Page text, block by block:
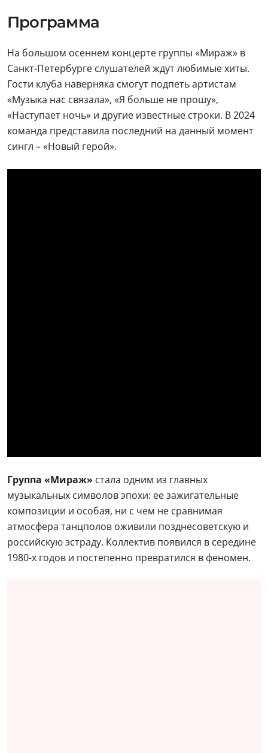
Программа
На большом осеннем концерте группы «Мираж» в
Санкт-Петербурге слушателей ждут любимые хиты.
Гости клуба наверняка смогут подпеть артистам
«Музыка нас связала», «Я больше не прошу»,
«Наступает ночь» и другие известные строки. В 2024
команда представила последний на данный момент
сингл – «Новый герой».
Группа «Мираж» стала одним из главных
музыкальных символов эпохи: ее зажигательные
композиции и особая, ни с чем не сравнимая
атмосфера танцполов оживили позднесоветскую и
российскую эстраду. Коллектив появился в середине
1980-х годов и постепенно превратился в феномен.